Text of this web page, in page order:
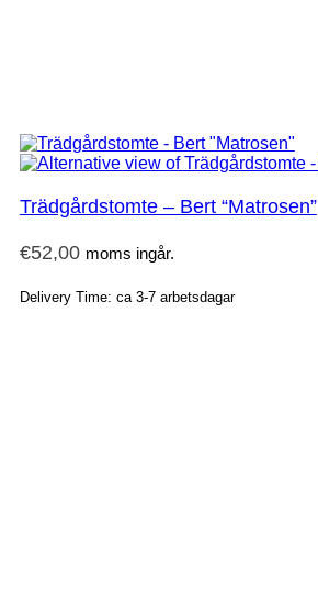
Trädgårdstomte – Bert “Matrosen”
€52,00 moms ingår.
Delivery Time: ca 3-7 arbetsdagar